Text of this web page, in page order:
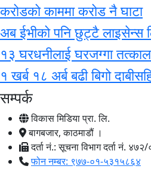
करोडको काममा करोड नै घाटा
अब ईभीको पनि छुट्टै लाइसेन्स
१३ घरधनीलाई घरजग्गा तत्काल
१ खर्ब १८ अर्ब बढी बिगो
सम्पर्क
विकास मिडिया प्रा. लि.
बागबजार, काठमाडौं ।
दर्ता नं.: सूचना विभाग दर्ता नं.
फोन नम्बर: ९७७-०१-५३१५८६४